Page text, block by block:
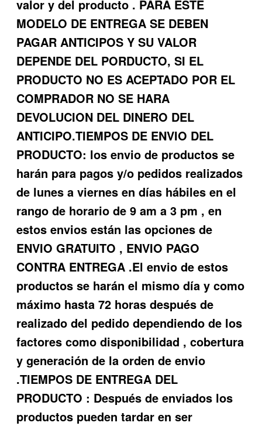
valor y del producto . PARA ESTE
MODELO DE ENTREGA SE DEBEN
PAGAR ANTICIPOS Y SU VALOR
DEPENDE DEL PORDUCTO, SI EL
PRODUCTO NO ES ACEPTADO POR EL
COMPRADOR NO SE HARA
DEVOLUCION DEL DINERO DEL
ANTICIPO.TIEMPOS DE ENVIO DEL
PRODUCTO: los envio de productos se
harán para pagos y/o pedidos realizados
de lunes a viernes en días hábiles en el
rango de horario de 9 am a 3 pm , en
estos envios están las opciones de
ENVIO GRATUITO , ENVIO PAGO
CONTRA ENTREGA .El envio de estos
productos se harán el mismo día y como
máximo hasta 72 horas después de
realizado del pedido dependiendo de los
factores como disponibilidad , cobertura
y generación de la orden de envio
.TIEMPOS DE ENTREGA DEL
PRODUCTO : Después de enviados los
productos pueden tardar en ser